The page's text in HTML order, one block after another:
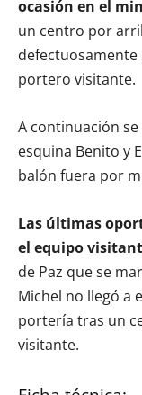
ocasión en el
un centro por
defectuosamente
portero visitante.
A continuación
esquina Benito y
balón fuera por
Las últimas
el equipo
de Paz que se
Michel no llegó a
portería tras un
visitante.